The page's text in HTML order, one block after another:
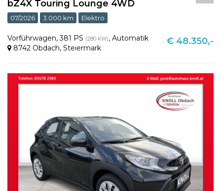
bZ4X Touring Lounge 4WD
07/2026 3.000 km Elektro
Vorführwagen,381 PS (280 KW), Automatik
8742 Obdach, Steiermark
€ 48.350,-